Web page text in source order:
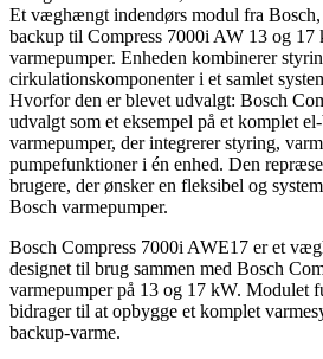
Et væghængt indendørs modul fra Bosch,
backup til Compress 7000i AW 13 og
varmepumper. Enheden kombinerer
cirkulationskomponenter i et samlet
Hvorfor den er blevet udvalgt: Bosch
udvalgt som et eksempel på et komplet
varmepumper, der integrerer styring,
pumpefunktioner i én enhed. Den
brugere, der ønsker en fleksibel og
Bosch varmepumper.
Bosch Compress 7000i AWE17 er et
designet til brug sammen med Bosch
varmepumper på 13 og 17 kW. Modulet
bidrager til at opbygge et komplet
backup-varme.